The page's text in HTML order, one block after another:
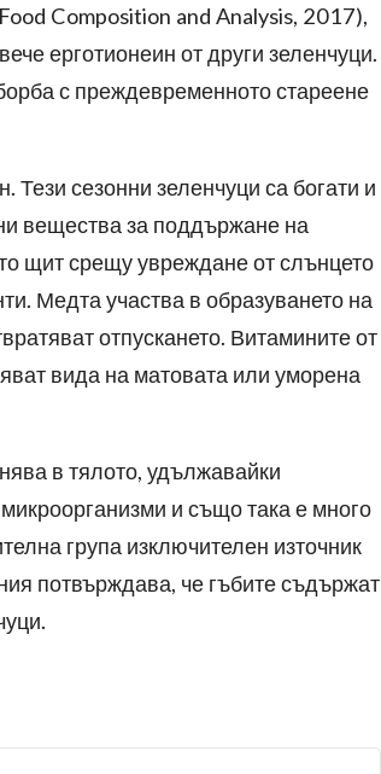
Composition and Analysis, 2017),
ерготионеин от други зеленчуци.
с преждевременното стареене
Тези сезонни зеленчуци са богати и
вещества за поддържане на
щит срещу увреждане от слънцето
Медта участва в образуването на
отпускането. Витамините от
вида на матовата или уморена
в тялото, удължавайки
и също така е много
група изключителен източник
потвърждава, че гъбите съдържат